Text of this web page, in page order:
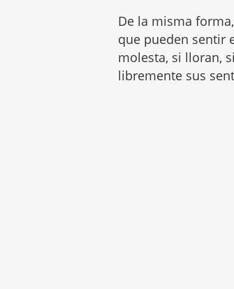
De la misma
que pueden sentir
molesta, si lloran,
libremente sus